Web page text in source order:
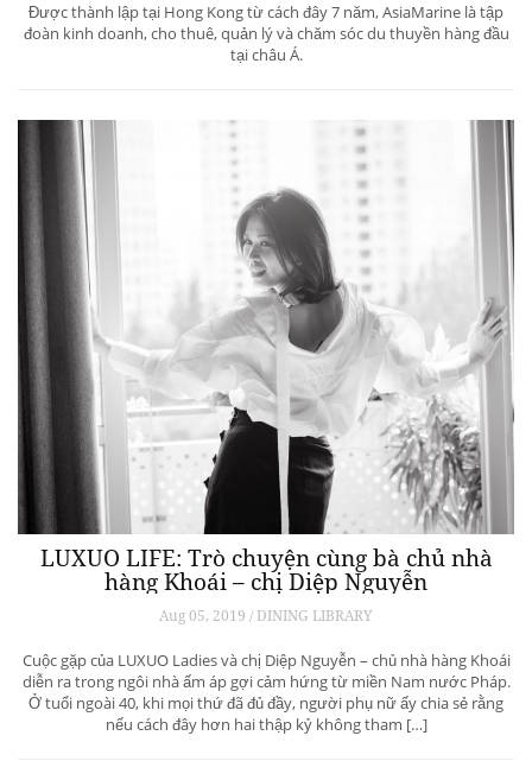
Được thành lập tại Hong Kong từ cách đây 7 năm, AsiaMarine là tập
đoàn kinh doanh, cho thuê, quản lý và chăm sóc du thuyền hàng đầu
tại châu Á.
LUXUO LIFE: Trò chuyện cùng bà chủ nhà
hàng Khoái – chị Diệp Nguyễn
Aug 05, 2019 / DINING LIBRARY
Cuộc gặp của LUXUO Ladies và chị Diệp Nguyễn – chủ nhà hàng Khoái
diễn ra trong ngôi nhà ấm áp gợi cảm hứng từ miền Nam nước Pháp.
Ở tuổi ngoài 40, khi mọi thứ đã đủ đầy, người phụ nữ ấy chia sẻ rằng
nếu cách đây hơn hai thập kỷ không tham […]